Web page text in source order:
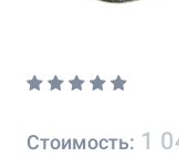
Стоимость: 1